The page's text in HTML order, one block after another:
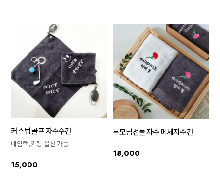
커스텀 골프 자수수건
네임택,키링 옵션 가능
15,000
부모님선물 자수 메세지수건
18,000